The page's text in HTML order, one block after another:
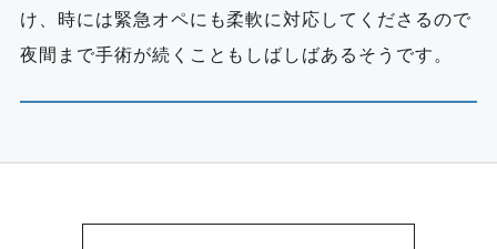
け、時には緊急オペにも柔軟に対応してくださるので
夜間まで手術が続くこともしばしばあるそうです。